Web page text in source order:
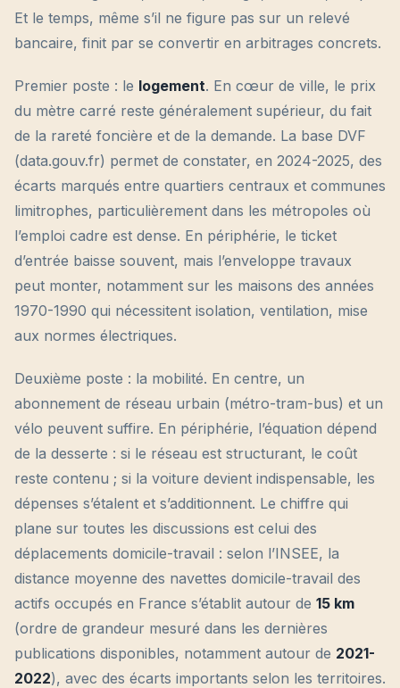
Et le temps, même s’il ne figure pas sur un relevé
bancaire, finit par se convertir en arbitrages concrets.
Premier poste : le logement. En cœur de ville, le prix
du mètre carré reste généralement supérieur, du fait
de la rareté foncière et de la demande. La base DVF
(data.gouv.fr) permet de constater, en 2024-2025, des
écarts marqués entre quartiers centraux et communes
limitrophes, particulièrement dans les métropoles où
l’emploi cadre est dense. En périphérie, le ticket
d’entrée baisse souvent, mais l’enveloppe travaux
peut monter, notamment sur les maisons des années
1970-1990 qui nécessitent isolation, ventilation, mise
aux normes électriques.
Deuxième poste : la mobilité. En centre, un
abonnement de réseau urbain (métro-tram-bus) et un
vélo peuvent suffire. En périphérie, l’équation dépend
de la desserte : si le réseau est structurant, le coût
reste contenu ; si la voiture devient indispensable, les
dépenses s’étalent et s’additionnent. Le chiffre qui
plane sur toutes les discussions est celui des
déplacements domicile-travail : selon l’INSEE, la
distance moyenne des navettes domicile-travail des
actifs occupés en France s’établit autour de 15 km
(ordre de grandeur mesuré dans les dernières
publications disponibles, notamment autour de 2021-
2022), avec des écarts importants selon les territoires.